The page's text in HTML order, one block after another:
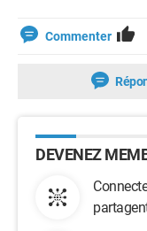
Commenter
DEVENEZ